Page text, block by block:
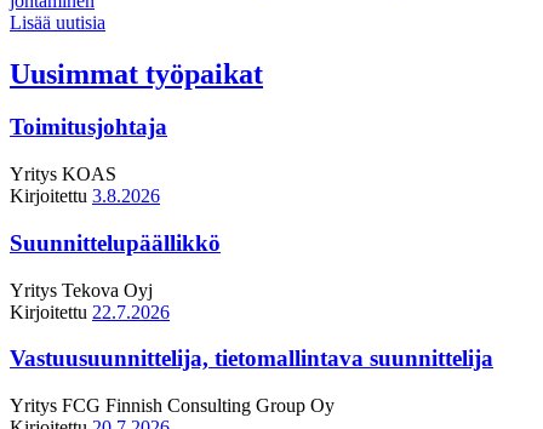
Lisää uutisia
Uusimmat työpaikat
Toimitusjohtaja
Yritys KOAS
Kirjoitettu 3.8.2026
Suunnittelupäällikkö
Yritys Tekova Oyj
Kirjoitettu 22.7.2026
Vastuusuunnittelija, tietomallintava suunnittelija
Yritys FCG Finnish Consulting Group Oy